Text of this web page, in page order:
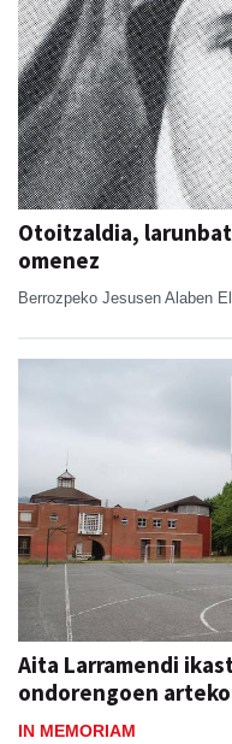
Otoitzaldia,
omenez
Berrozpeko Jesusen Alaben
Aita Larramendi
ondorengoen
IN MEMORIAM